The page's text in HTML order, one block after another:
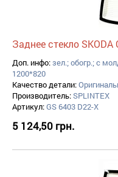
Заднее стекло SKODA
Доп. инфо:зел.; обогр.; с
1200*820
Качество детали:
Производитель:SPLINTEX
Артикул:GS 6403 D22-X
5 124,50 грн.